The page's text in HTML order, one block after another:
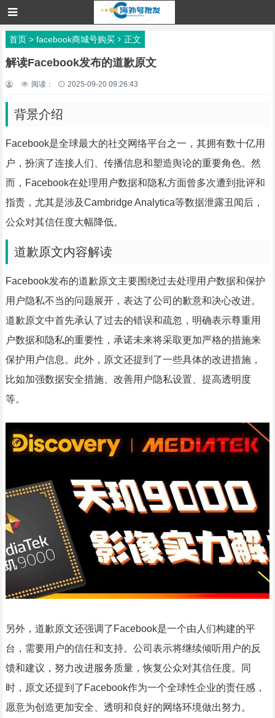
首页> facebook商城号购买 正文
解读Facebook发布的道歉原文
阅读： 2025-09-20 09:26:43
背景介绍
Facebook是全球最大的社交网络平台之一，其拥有数十亿用
户，扮演了连接人们、传播信息和塑造舆论的重要角色。然
而，Facebook在处理用户数据和隐私方面曾多次遭到批评和
指责，尤其是涉及Cambridge Analytica等数据泄露丑闻后，
公众对其信任度大幅降低。
道歉原文内容解读
Facebook发布的道歉原文主要围绕过去处理用户数据和保护
用户隐私不当的问题展开，表达了公司的歉意和决心改进。
道歉原文中首先承认了过去的错误和疏忽，明确表示尊重用
户数据和隐私的重要性，承诺未来将采取更加严格的措施来
保护用户信息。此外，原文还提到了一些具体的改进措施，
比如加强数据安全措施、改善用户隐私设置、提高透明度
等。
另外，道歉原文还强调了Facebook是一个由人们构建的平
台，需要用户的信任和支持。公司表示将继续倾听用户的反
馈和建议，努力改进服务质量，恢复公众对其信任度。同
时，原文还提到了Facebook作为一个全球性企业的责任感，
愿意为创造更加安全、透明和良好的网络环境做出努力。